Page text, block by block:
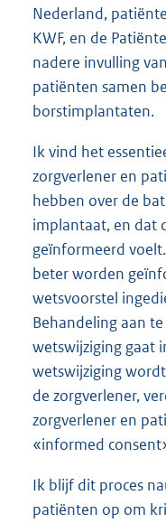
Nederland,
KWF, en de
nadere invulling
patiënten samen
borstimplantaten.
Ik vind het
zorgverlener en
hebben over de
implantaat, en dat
geïnformeerd
beter worden
wetsvoorstel
Behandeling aan te
wetswijziging gaat
wetswijziging
de zorgverlener,
zorgverlener en
«informed
Ik blijf dit proces
patiënten op om